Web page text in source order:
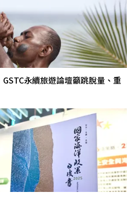
永續旅遊論壇籲跳脫量、重